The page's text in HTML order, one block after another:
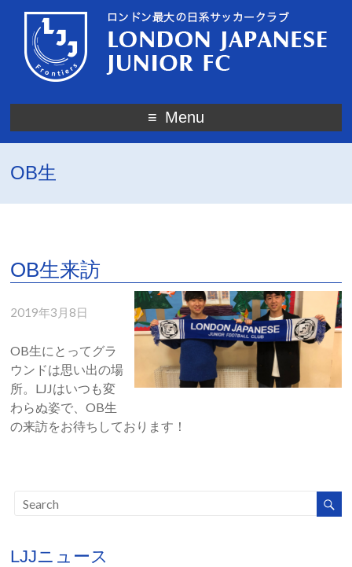
Menu
OB生
OB生来訪
2019年3月8日
OB生にとってグラ
ウンドは思い出の場
所。LJJはいつも変
わらぬ姿で、OB生
の来訪をお待ちしております！
LJJニュース